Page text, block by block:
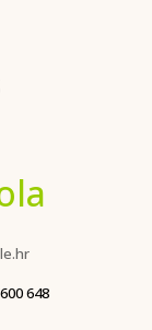
648